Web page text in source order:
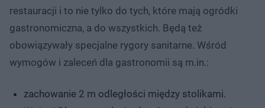
restauracji i to nie tylko do tych, które mają ogródki
gastronomiczna, a do wszystkich. Będą też
obowiązywały specjalne rygory sanitarne. Wśród
wymogów i zaleceń dla gastronomii są m.in.:
zachowanie 2 m odległości między stolikami.